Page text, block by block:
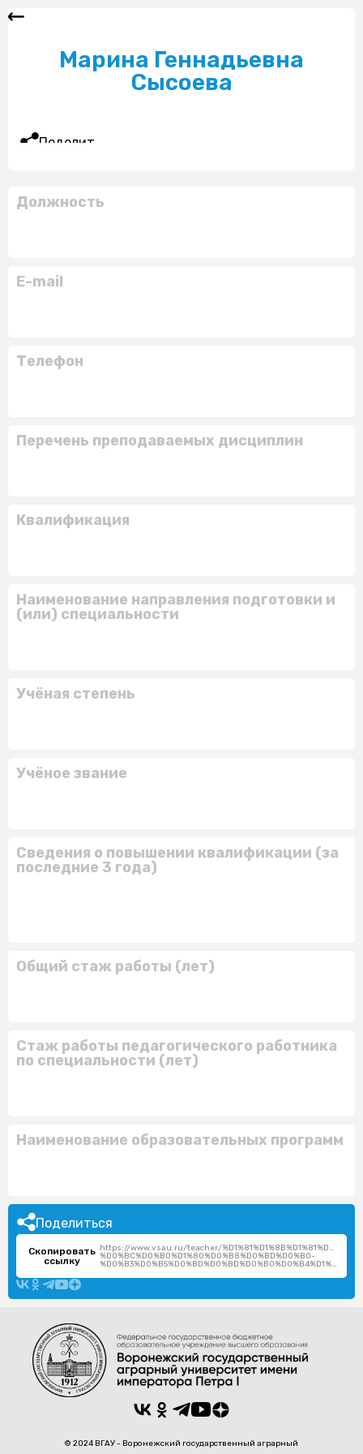
Марина Геннадьевна
Сысоева
Поделиться
Должность
E-mail
Телефон
Перечень преподаваемых дисциплин
Квалификация
Наименование направления подготовки и
(или) специальности
Учёная степень
Учёное звание
Сведения о повышении квалификации (за
последние 3 года)
Общий стаж работы (лет)
Стаж работы педагогического работника
по специальности (лет)
Наименование образовательных программ
Поделиться
Скопировать
ссылку
https://www.vsau.ru/teacher/
%D0%BC%D0%B0%D1%80%D0%B8%D0%BD%D0%B0-
%D0%B3%D0%B5%D0%BD%D0%BD%D0%B0%D0%B4%D1%8C%D0%B5%D0%B2%D0%BD%D0%B0/
© 2024 ВГАУ - Воронежский государственный аграрный